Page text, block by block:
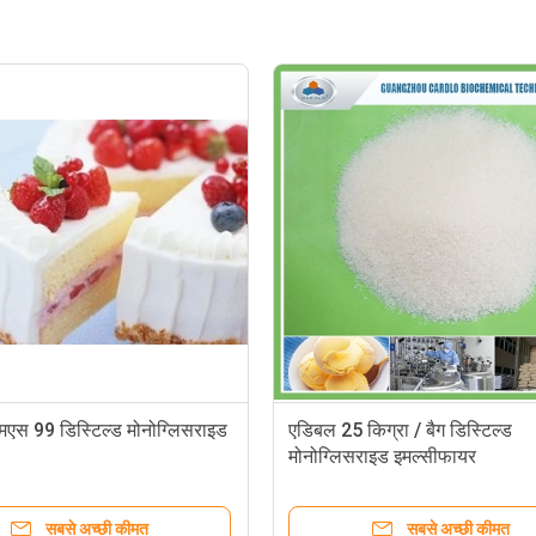
कीमत
डीएमजी 90 डिस्टिल्ड ग्लिसरॉल मोनोस्टियरेट
जीएमएस इमल्सीफायर
सबसे अच्छी कीमत